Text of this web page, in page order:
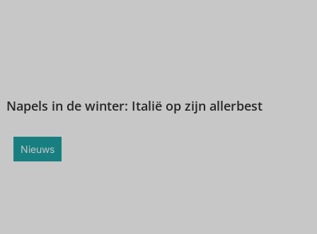
Napels in de winter: Italië op zijn allerbest
Nieuws